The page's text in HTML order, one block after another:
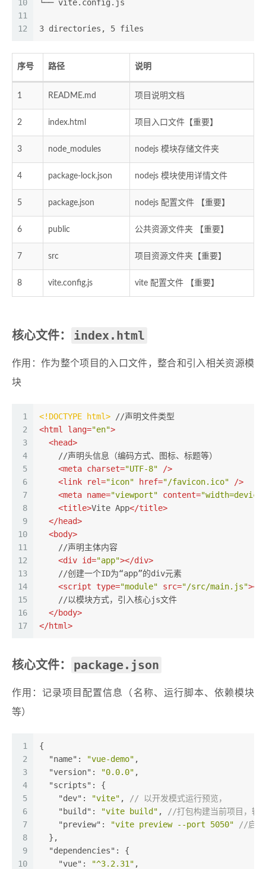
10
11
12
└── vite.config.js
3 directories, 5 files
序号 路径 说明
1 README.md 项目说明文档
2 index.html 项目入口文件【重要】
3 node_modules nodejs 模块存储文件夹
4 package-lock.json nodejs 模块使用详情文件
5 package.json nodejs 配置文件 【重要】
6 public 公共资源文件夹 【重要】
7 src 项目资源文件夹【重要】
8 vite.config.js vite 配置文件 【重要】
核心文件： index.html
作用：作为整个项目的入口文件，整合和引入相关资源模
块
1
2
3
4
5
6
7
8
9
10
11
12
13
14
15
16
17
<!DOCTYPE html> //声明文件类型
<html lang="en">
<head>
    //声明头信息（编码方式、图标、标题等）
<meta charset="UTF-8" />
<link rel="icon" href="/favicon.ico" />
<meta name="viewport" content=
<title>Vite App</title>
</head>
<body>
    //声明主体内容
<div id="app"></div>
    //创建一个ID为“app”的div元素
<script type="module" src="/src/main.js"></
    //以模块方式，引入核心js文件
</body>
</html>
核心文件： package.json
作用：记录项目配置信息（名称、运行脚本、依赖模块
等）
1
2
3
4
5
6
7
8
9
10
{
"name" : "vue-demo" ,
"version" : "0.0.0" ,
"scripts" : {
"dev" : "vite" ,
// 以开发模式运行预览，
"build" : "vite build" ,
//打包构建当前项目，输
"preview" : "vite preview --port 5050"
//启动
  },
"dependencies" : {
"vue" : "^3.2.31" ,